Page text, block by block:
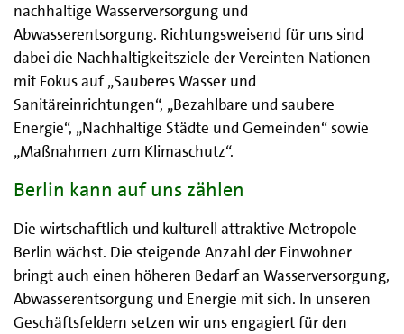
nachhaltige Wasserversorgung und
Abwasserentsorgung. Richtungsweisend für uns sind
dabei die Nachhaltigkeitsziele der Vereinten Nationen
mit Fokus auf „Sauberes Wasser und
Sanitäreinrichtungen“, „Bezahlbare und saubere
Energie“, „Nachhaltige Städte und Gemeinden“ sowie
„Maßnahmen zum Klimaschutz“.
Berlin kann auf uns zählen
Die wirtschaftlich und kulturell attraktive Metropole
Berlin wächst. Die steigende Anzahl der Einwohner
bringt auch einen höheren Bedarf an Wasserversorgung,
Abwasserentsorgung und Energie mit sich. In unseren
Geschäftsfeldern setzen wir uns engagiert für den